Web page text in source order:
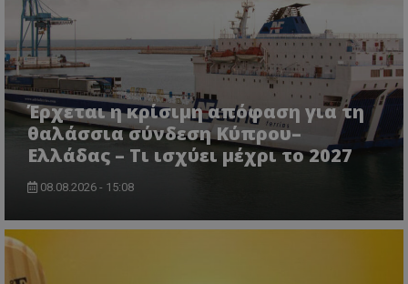
Έρχεται η κρίσιμη απόφαση για τη
θαλάσσια σύνδεση Κύπρου–
Ελλάδας – Τι ισχύει μέχρι το 2027
08.08.2026 - 15:08